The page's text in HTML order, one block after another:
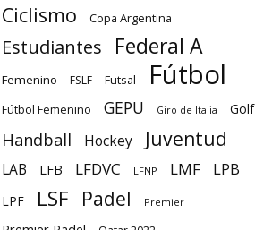
Ciclismo Copa Argentina
Estudiantes Federal A
Femenino FSLF Futsal Fútbol
Fútbol Femenino GEPU Giro de Italia Golf
Handball Hockey Juventud
LAB LFB LFDVC LFNP LMF LPB
LPF LSF Padel Premier